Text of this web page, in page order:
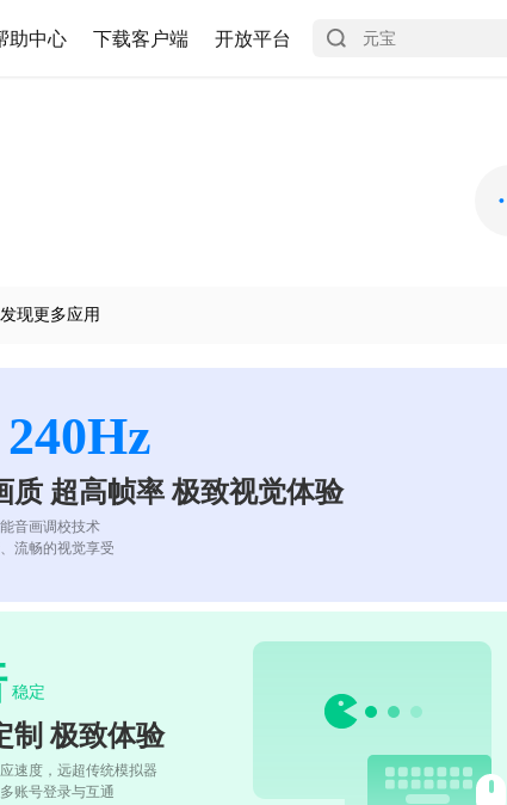
助中心 下载客户端 开放平台
现更多应用
质 超高帧率 极致视觉体验
音画调校技术
流畅的视觉享受
稳定
制 极致体验
速度，远超传统模拟器
账号登录与互通